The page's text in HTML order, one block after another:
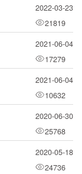
2022-03-23
21819
2021-06-04
17279
2021-06-04
10632
2020-06-30
25768
2020-05-18
24736